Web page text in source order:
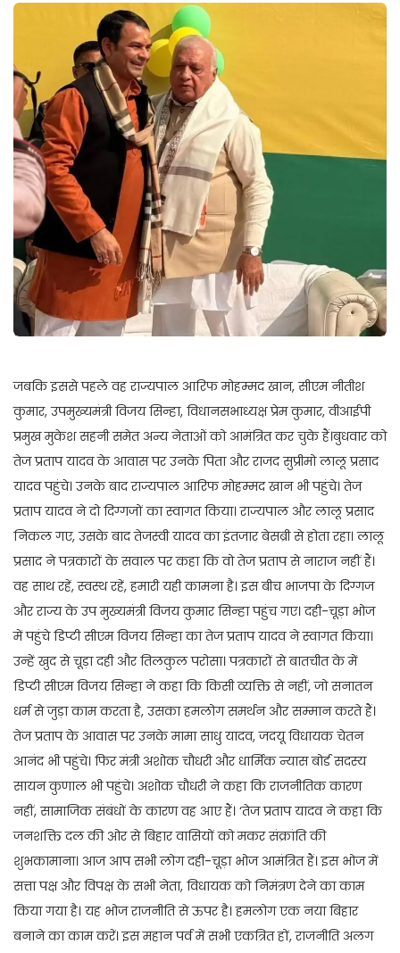
जबकि इससे पहले वह राज्यपाल आरिफ मोहम्मद खान, सीएम नीतीश
कुमार, उपमुख्यमंत्री विजय सिन्हा, विधानसभाध्यक्ष प्रेम कुमार, वीआईपी
प्रमुख मुकेश सहनी समेत अन्य नेताओं को आमंत्रित कर चुके हैं।बुधवार को
तेज प्रताप यादव के आवास पर उनके पिता और राजद सुप्रीमो लालू प्रसाद
यादव पहुंचे। उनके बाद राज्यपाल आरिफ मोहम्मद खान भी पहुंचे। तेज
प्रताप यादव ने दो दिग्गजों का स्वागत किया। राज्यपाल और लालू प्रसाद
निकल गए, उसके बाद तेजस्वी यादव का इंतजार बेसब्री से होता रहा। लालू
प्रसाद ने पत्रकारों के सवाल पर कहा कि वो तेज प्रताप से नाराज नहीं हैं।
वह साथ रहें, स्वस्थ रहें, हमारी यही कामना है। इस बीच भाजपा के दिग्गज
और राज्य के उप मुख्यमंत्री विजय कुमार सिन्हा पहुंच गए। दही-चूड़ा भोज
में पहुंचे डिप्टी सीएम विजय सिन्हा का तेज प्रताप यादव ने स्वागत किया।
उन्हें खुद से चूड़ा दही और तिलकुल परोसा। पत्रकारों से बातचीत के में
डिप्टी सीएम विजय सिन्हा ने कहा कि किसी व्यक्ति से नहीं, जो सनातन
धर्म से जुड़ा काम करता है, उसका हमलोग समर्थन और सम्मान करते हैं।
तेज प्रताप के आवास पर उनके मामा साधु यादव, जदयू विधायक चेतन
आनंद भी पहुंचे। फिर मंत्री अशोक चौधरी और धार्मिक न्यास बोर्ड सदस्य
सायन कुणाल भी पहुंचे। अशोक चौधरी ने कहा कि राजनीतिक कारण
नहीं, सामाजिक संबंधों के कारण वह आए हैं। ‘तेज प्रताप यादव ने कहा कि
जनशक्ति दल की ओर से बिहार वासियों को मकर संक्रांति की
शुभकामाना। आज आप सभी लोग दही-चूड़ा भोज आमंत्रित हैं। इस भोज में
सत्ता पक्ष और विपक्ष के सभी नेता, विधायक को निमंत्रण देने का काम
किया गया है। यह भोज राजनीति से ऊपर है। हमलोग एक नया बिहार
बनाने का काम करें। इस महान पर्व में सभी एकत्रित हों, राजनीति अलग